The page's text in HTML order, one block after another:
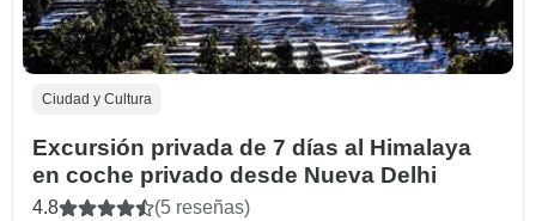
Ciudad y Cultura
Excursión privada de 7 días al Himalaya
en coche privado desde Nueva Delhi
4.8 (5 reseñas)